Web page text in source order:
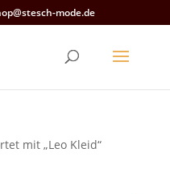
mode.de
mit „Leo Kleid“